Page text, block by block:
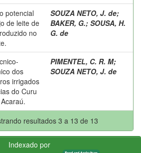
potencial
de leite de
no
SOUZA NETO, J. de;
BAKER, G.; SOUSA, H.
G. de
dos
irrigados
do Curu
PIMENTEL, C. R. M;
SOUZA NETO, J. de
resultados 3 a 13 de 13
Indexado por